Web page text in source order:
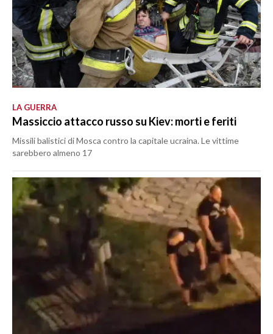
LA GUERRA
Massiccio attacco russo su Kiev: morti e feriti
Missili balistici di Mosca contro la capitale ucraina. Le vittime
sarebbero almeno 17